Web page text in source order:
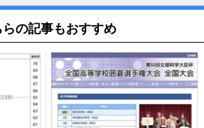
らの記事もおすすめ